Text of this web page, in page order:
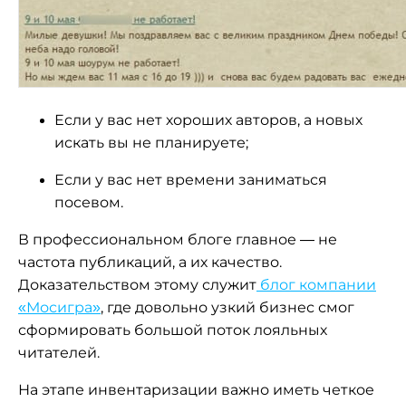
Если у вас нет хороших авторов, а новых
искать вы не планируете;
Если у вас нет времени заниматься
посевом.
В профессиональном блоге главное — не
частота публикаций, а их качество.
Доказательством этому служит блог компании
«Мосигра», где довольно узкий бизнес смог
сформировать большой поток лояльных
читателей.
На этапе инвентаризации важно иметь четкое